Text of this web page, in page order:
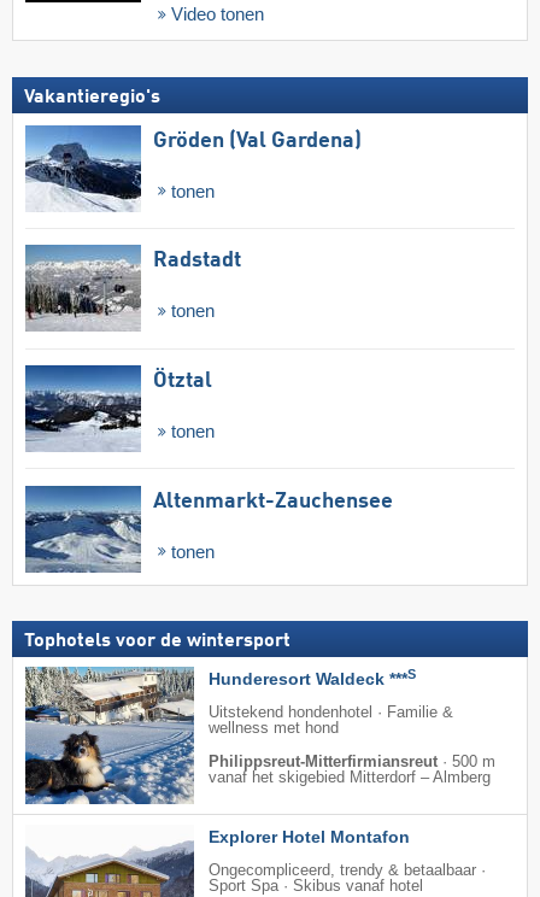
Video tonen
Vakantieregio's
Gröden (Val Gardena)
tonen
Radstadt
tonen
Ötztal
tonen
Altenmarkt-Zauchensee
tonen
Tophotels voor de wintersport
Hunderesort Waldeck ***S
Uitstekend hondenhotel · Familie &
wellness met hond
Philippsreut-Mitterfirmiansreut · 500 m
vanaf het skigebied Mitterdorf – Almberg
Explorer Hotel Montafon
Ongecompliceerd, trendy & betaalbaar ·
Sport Spa · Skibus vanaf hotel